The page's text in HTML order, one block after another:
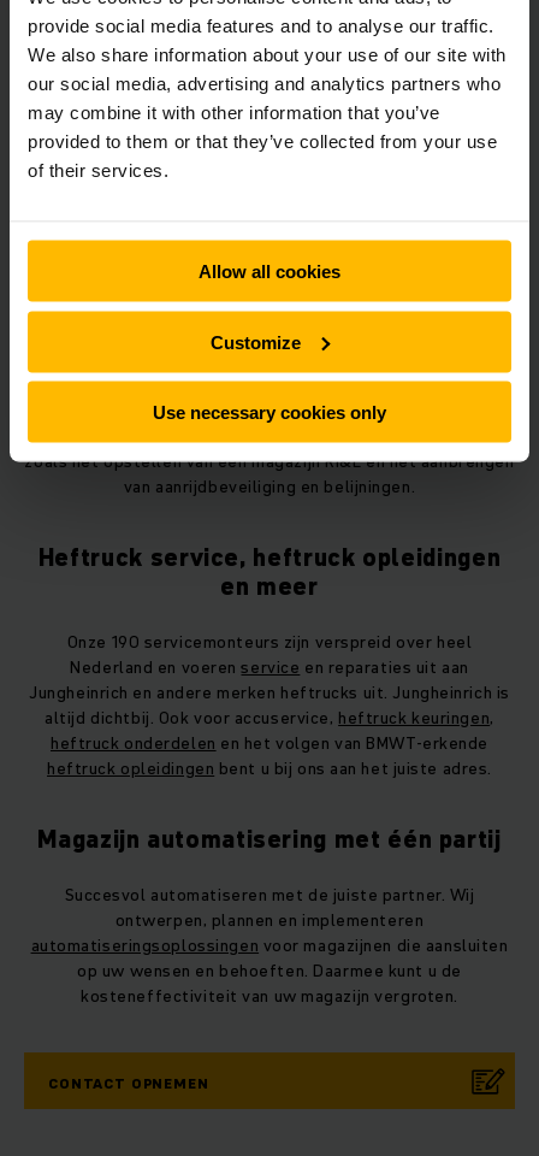
provide social media features and to analyse our traffic.
We also share information about your use of our site with
our social media, advertising and analytics partners who
may combine it with other information that you’ve
provided to them or that they’ve collected from your use
of their services.
Allow all cookies
Customize
Use necessary cookies only
Onzeheftruckszijn veilig, ergonomisch en zuinig en zijn
geschikt voor incidentele werkzaamheden, het laden en
lossen van vrachtwagens, orderpicken en nog veel meer. Wij
hebben nieuweelektrische heftrucks,gebruikte heftrucks
huur heftrucks
lease heftrucks
. Met ruim 600
verschillende heftrucks met loodzuur-, gel- of lithium-ion
Magazijnstellingen voor elke branche
Wij hebben verschillende soorten magazijnstellingen
Dankzij onze jarenlange ervaring helpen wij u bij een veilige
en efficiënte inrichting van uw magazijn. Wij monteren en
keuren magazijn stellingen en geven advies over veiligheid,
zoals het opstellen van een magazijn RI&E en het aanbrengen
van aanrijdbeveiliging en belijningen.
Heftruck service, heftruck opleidingen
en meer
Onze 190 servicemonteurs zijn verspreid over heel
Nederland en voerenservice en reparaties uit aan
Jungheinrich en andere merken heftrucks uit. Jungheinrich is
altijd dichtbij. Ook voor accuservice, heftruck keuringen,
heftruck onderdelen en het volgen van BMWT-erkende
heftruck opleidingen bent u bij ons aan het juiste adres.
Magazijn automatisering met één partij
Succesvol automatiseren met de juiste partner. Wij
ontwerpen, plannen en implementeren
automatiseringsoplossingen voor magazijnen die aansluiten
op uw wensen en behoeften. Daarmee kunt u de
kosteneffectiviteit van uw magazijn vergroten.
CONTACT OPNEMEN